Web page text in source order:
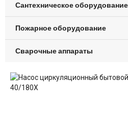
Сантехническое оборудование
Пожарное оборудование
Сварочные аппараты